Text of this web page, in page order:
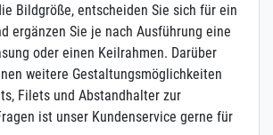
Bildgröße, entscheiden Sie sich für ein
ergänzen Sie je nach Ausführung eine
oder einen Keilrahmen. Darüber
weitere Gestaltungsmöglichkeiten
Filets und Abstandhalter zur
ist unser Kundenservice gerne für